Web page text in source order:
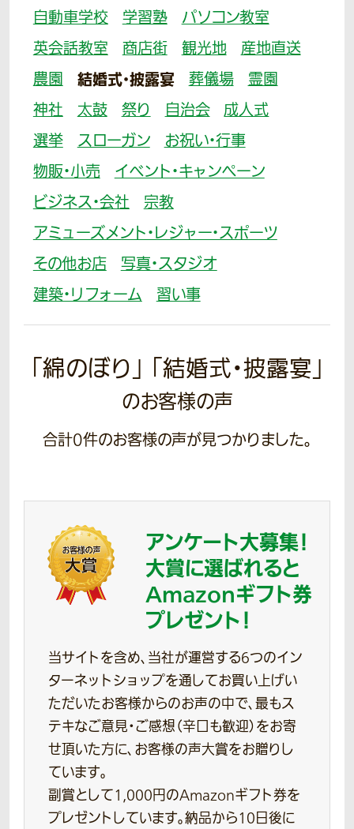
自動車学校
学習塾
パソコン教室
英会話教室
商店街 観光地
産地直送
農園
結婚式・披露宴 葬儀場
霊園
神社
太鼓 祭り 自治会
成人式
選挙
スローガン
お祝い・行事
物販・小売
イベント・キャンペーン
ビジネス・会社
宗教
アミューズメント・レジャー・スポーツ
その他お店
写真・スタジオ
建築・リフォーム
習い事
「綿のぼり」 「結婚式・披露宴」
のお客様の声
合計0件のお客様の声が見つかりました。
アンケート大募集！
大賞に選ばれると
Amazonギフト券
プレゼント！
当サイトを含め、当社が運営する6つのイン
ターネットショップを通してお買い上げい
ただいたお客様からのお声の中で、最もス
テキなご意見・ご感想（辛口も歓迎）をお寄
せ頂いた方に、お客様の声大賞をお贈りし
ています。
副賞として1,000円のAmazonギフト券を
プレゼントしています。納品から10日後に